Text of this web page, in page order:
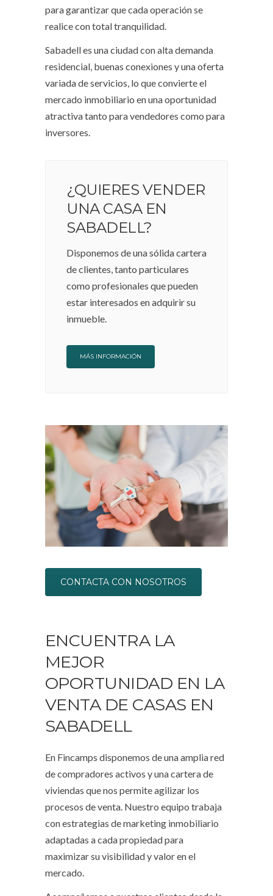
para garantizar que cada operación se
realice con total tranquilidad.
Sabadell es una ciudad con alta demanda
residencial, buenas conexiones y una oferta
variada de servicios, lo que convierte el
mercado inmobiliario en una oportunidad
atractiva tanto para vendedores como para
inversores.
¿QUIERES VENDER
UNA CASA EN
SABADELL?
Disponemos de una sólida cartera
de clientes, tanto particulares
como profesionales que pueden
estar interesados en adquirir su
inmueble.
MÁS INFORMACIÓN
CONTACTA CON NOSOTROS
ENCUENTRA LA
MEJOR
OPORTUNIDAD EN LA
VENTA DE CASAS EN
SABADELL
En Fincamps disponemos de una amplia red
de compradores activos y una cartera de
viviendas que nos permite agilizar los
procesos de venta. Nuestro equipo trabaja
con estrategias de marketing inmobiliario
adaptadas a cada propiedad para
maximizar su visibilidad y valor en el
mercado.